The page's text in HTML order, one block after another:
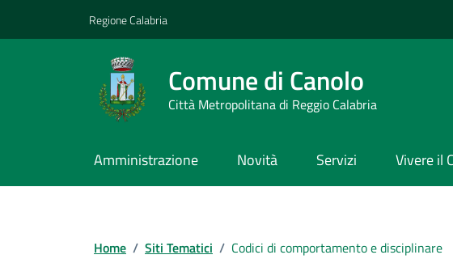
Regione Calabria
Comune di Canolo
Città Metropolitana di Reggio Calabria
Amministrazione Novità Servizi Vivere il
Home / Siti Tematici / Codici di comportamento e disciplinare